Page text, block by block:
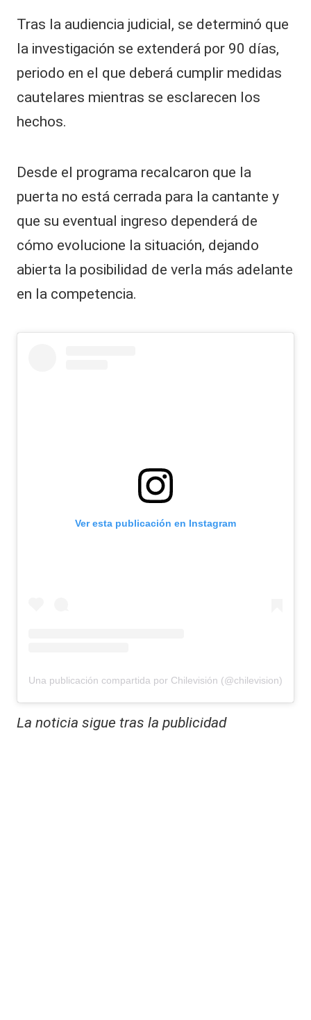
Tras la audiencia judicial, se determinó que
la investigación se extenderá por 90 días,
periodo en el que deberá cumplir medidas
cautelares mientras se esclarecen los
hechos.
Desde el programa recalcaron que la
puerta no está cerrada para la cantante y
que su eventual ingreso dependerá de
cómo evolucione la situación, dejando
abierta la posibilidad de verla más adelante
en la competencia.
Ver esta publicación en Instagram
Una publicación compartida por Chilevisión (@chilevision)
La noticia sigue tras la publicidad